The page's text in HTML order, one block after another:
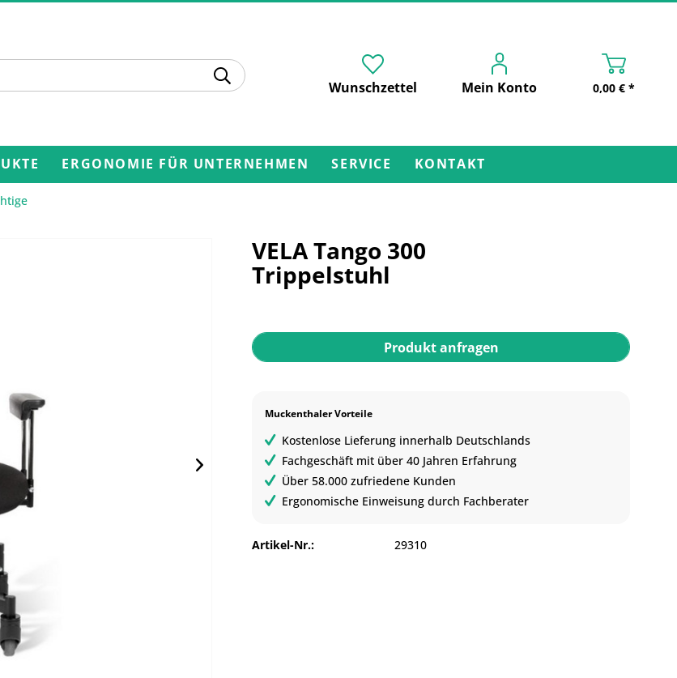
Wunschzettel Mein Konto 0,00 € *
ERGONOMIE FÜR UNTERNEHMEN SERVICE KONTAKT
VELA Tango 300
Trippelstuhl
Produkt anfragen
Muckenthaler Vorteile
Kostenlose Lieferung innerhalb Deutschlands
Fachgeschäft mit über 40 Jahren Erfahrung
Über 58.000 zufriedene Kunden
Ergonomische Einweisung durch Fachberater
Artikel-Nr.: 29310